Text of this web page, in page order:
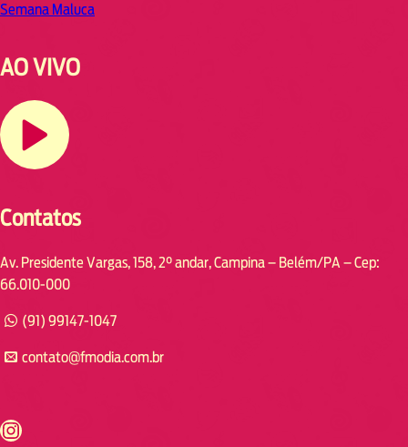
Semana Maluca
AO VIVO
Contatos
Av. Presidente Vargas, 158, 2° andar, Campina – Belém/PA – Cep:
66.010-000
(91) 99147-1047
contato@fmodia.com.br
https://www.instagram.com/fmodia.cabofrio/